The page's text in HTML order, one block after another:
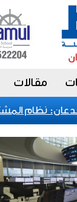
مقالات
نظام